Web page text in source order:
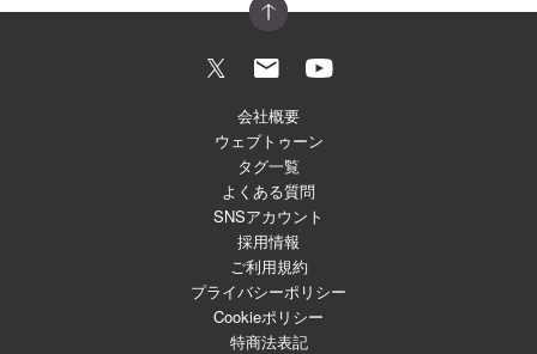
会社概要
ウェブトゥーン
タグ一覧
よくある質問
SNSアカウント
採用情報
ご利用規約
プライバシーポリシー
Cookieポリシー
特商法表記